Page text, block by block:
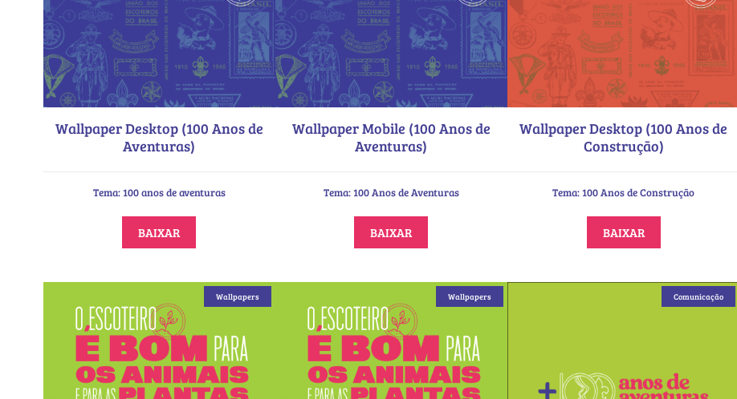
Wallpaper Desktop (100 Anos de
Aventuras)
Tema: 100 anos de aventuras
BAIXAR
Wallpaper Mobile (100 Anos de
Aventuras)
Tema: 100 Anos de Aventuras
BAIXAR
Wallpaper Desktop (100 Anos de
Construção)
Tema: 100 Anos de Construção
BAIXAR
Wallpapers Wallpapers Comunicação